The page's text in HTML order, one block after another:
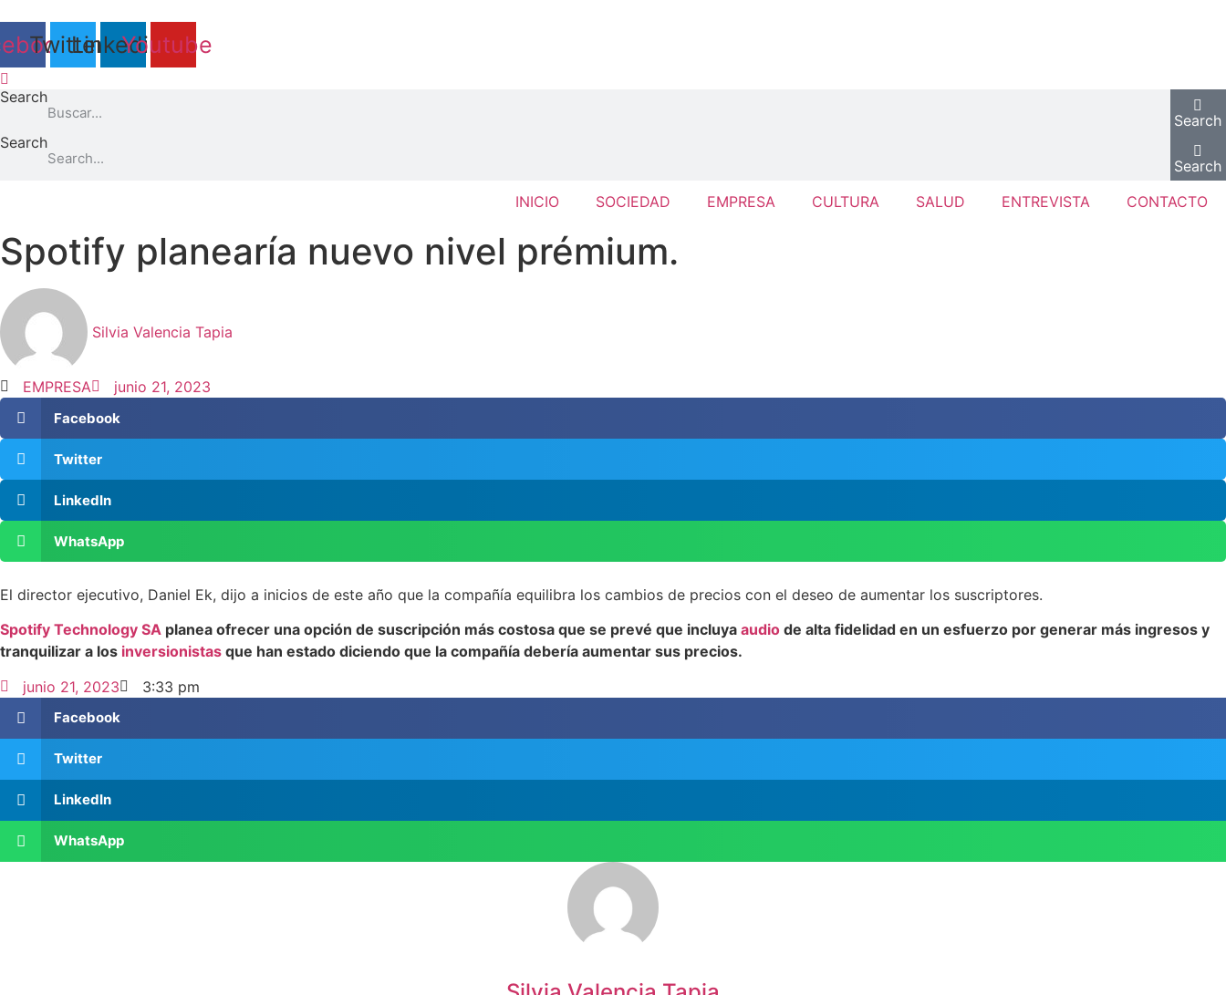
contenido
TwitterLinkedinYoutube
Search
Search
Search
Search
INICIO
SOCIEDAD EMPRESA CULTURA SALUD ENTREVISTA CONTACTO
Spotify planearía nuevo nivel prémium.
Silvia Valencia Tapia
EMPRESA junio 21, 2023
Facebook
Twitter
LinkedIn
WhatsApp
El director ejecutivo, Daniel Ek, dijo a inicios de este año que la compañía equilibra los cambios de precios con el deseo de aumentar los suscriptores.
Spotify Technology SA planea ofrecer una opción de suscripción más costosa que se prevé que incluya audio de alta fidelidad en un esfuerzo por generar más ingresos y
tranquilizar a los inversionistas que han estado diciendo que la compañía debería aumentar sus precios.
junio 21, 2023
3:33 pm
Facebook
Twitter
LinkedIn
WhatsApp